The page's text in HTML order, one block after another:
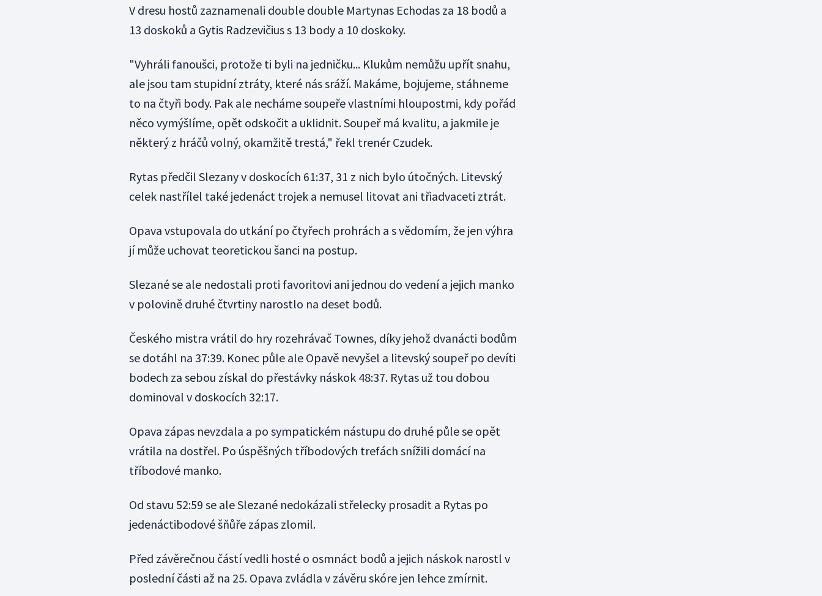
V dresu hostů zaznamenali double double Martynas Echodas za 18 bodů a
13 doskoků a Gytis Radzevičius s 13 body a 10 doskoky.
"Vyhráli fanoušci, protože ti byli na jedničku... Klukům nemůžu upřít snahu,
ale jsou tam stupidní ztráty, které nás sráží. Makáme, bojujeme, stáhneme
to na čtyři body. Pak ale necháme soupeře vlastními hloupostmi, kdy pořád
něco vymýšlíme, opět odskočit a uklidnit. Soupeř má kvalitu, a jakmile je
některý z hráčů volný, okamžitě trestá," řekl trenér Czudek.
Rytas předčil Slezany v doskocích 61:37, 31 z nich bylo útočných. Litevský
celek nastřílel také jedenáct trojek a nemusel litovat ani třiadvaceti ztrát.
Opava vstupovala do utkání po čtyřech prohrách a s vědomím, že jen výhra
jí může uchovat teoretickou šanci na postup.
Slezané se ale nedostali proti favoritovi ani jednou do vedení a jejich manko
v polovině druhé čtvrtiny narostlo na deset bodů.
Českého mistra vrátil do hry rozehrávač Townes, díky jehož dvanácti bodům
se dotáhl na 37:39. Konec půle ale Opavě nevyšel a litevský soupeř po devíti
bodech za sebou získal do přestávky náskok 48:37. Rytas už tou dobou
dominoval v doskocích 32:17.
Opava zápas nevzdala a po sympatickém nástupu do druhé půle se opět
vrátila na dostřel. Po úspěšných tříbodových trefách snížili domácí na
tříbodové manko.
Od stavu 52:59 se ale Slezané nedokázali střelecky prosadit a Rytas po
jedenáctibodové šňůře zápas zlomil.
Před závěrečnou částí vedli hosté o osmnáct bodů a jejich náskok narostl v
poslední části až na 25. Opava zvládla v závěru skóre jen lehce zmírnit.